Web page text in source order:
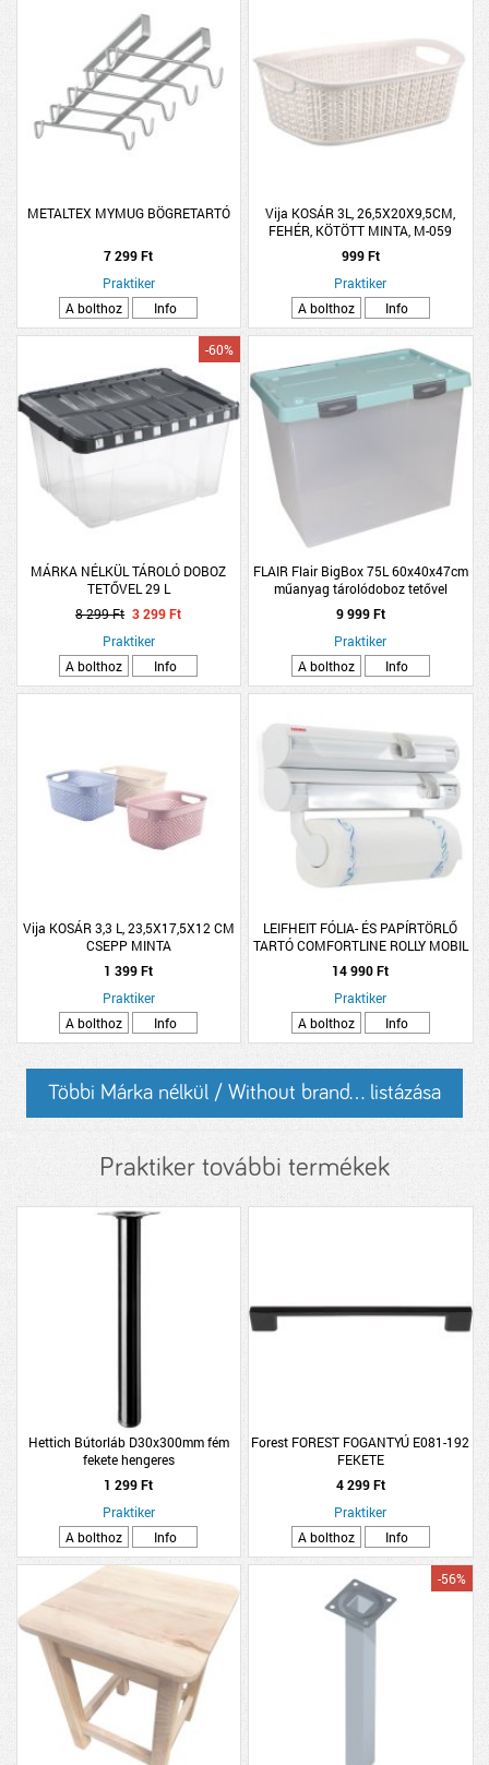
METALTEX MYMUG BÖGRETARTÓ
7 299 Ft
Praktiker
A bolthoz
Info
Vija KOSÁR 3L, 26,5X20X9,5CM,
FEHÉR, KÖTÖTT MINTA, M-059
999 Ft
Praktiker
A bolthoz
Info
MÁRKA NÉLKÜL TÁROLÓ DOBOZ
TETŐVEL 29 L
-60%
8 299 Ft 3 299 Ft
Praktiker
A bolthoz
Info
FLAIR Flair BigBox 75L 60x40x47cm
műanyag tárolódoboz tetővel
9 999 Ft
Praktiker
A bolthoz
Info
Vija KOSÁR 3,3 L, 23,5X17,5X12 CM
CSEPP MINTA
1 399 Ft
Praktiker
A bolthoz
Info
LEIFHEIT FÓLIA- ÉS PAPÍRTÖRLŐ
TARTÓ COMFORTLINE ROLLY MOBIL
14 990 Ft
Praktiker
A bolthoz
Info
Többi Márka nélkül / Without brand... listázása
Praktiker további termékek
Hettich Bútorláb D30x300mm fém
fekete hengeres
1 299 Ft
Praktiker
A bolthoz
Info
Forest FOREST FOGANTYÚ E081-192
FEKETE
4 299 Ft
Praktiker
A bolthoz
Info
-56%